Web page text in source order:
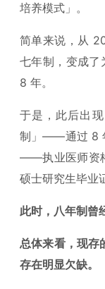
培养模式」。
简单来说，从
七年制，变成
8 年。
于是，此后出
制」——通过 8
——执业医师资
硕士研究生毕业
此时，八年制曾
总体来看，现存
存在明显欠缺。